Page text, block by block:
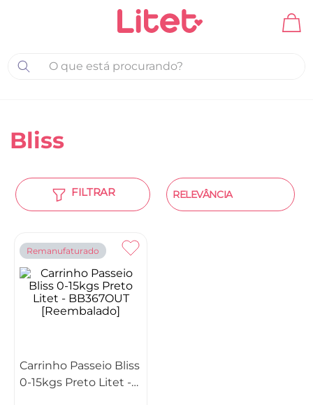
O que está procurando?
Bliss
RELEVÂNCIA
Remanufaturado
Carrinho Passeio Bliss
0-15kgs Preto Litet -